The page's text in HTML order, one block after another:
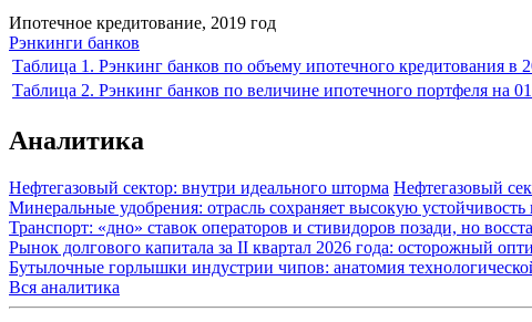
Ипотечное кредитование, 2019 год
Рэнкинги банков
Таблица 1. Рэнкинг банков по объему ипотечного кредитования в
Таблица 2. Рэнкинг банков по величине ипотечного портфеля на
Аналитика
Нефтегазовый сектор: внутри идеального шторма Нефтегазовый
Минеральные удобрения: отрасль сохраняет высокую
Транспорт: «дно» ставок операторов и стивидоров позади, но
Рынок долгового капитала за II квартал 2026 года: осторожный
Бутылочные горлышки индустрии чипов: анатомия
Вся аналитика